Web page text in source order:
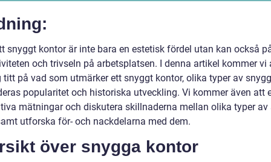
snyggt kontor är inte bara en estetisk fördel utan kan också
och trivseln på arbetsplatsen. I denna artikel kommer vi
titt på vad som utmärker ett snyggt kontor, olika typer av
popularitet och historiska utveckling. Vi kommer även att
mätningar och diskutera skillnaderna mellan olika typer av
utforska för- och nackdelarna med dem.
över snygga kontor